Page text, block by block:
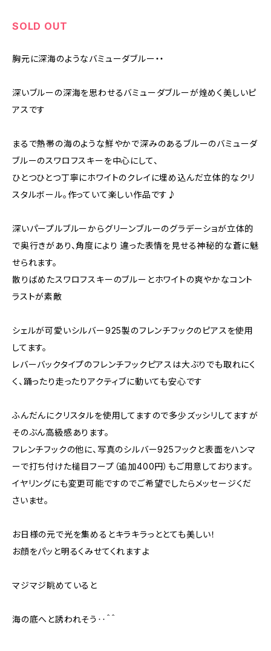
SOLD OUT
胸元に深海のようなバミューダブルー・・
深いブルーの深海を思わせるバミューダブルーが煌めく美しいピ
アスです
まるで熱帯の海のような鮮やかで深みのあるブルーのバミューダ
ブルーのスワロフスキーを中心にして、
ひとつひとつ丁寧にホワイトのクレイに埋め込んだ立体的なクリ
スタルボール。作っていて楽しい作品です♪
深いパープルブルーからグリーンブルーのグラデーショが立体的
で奥行きがあり、角度により 違った表情を見せる神秘的な蒼に魅
せられます。
散りばめたスワロフスキーのブルーとホワイトの爽やかなコント
ラストが素敵
シェルが可愛いシルバー925製のフレンチフックのピアスを使用
してます。
レバーバックタイプのフレンチフックピアスは大ぶりでも取れにく
く、踊ったり走ったりアクティブに動いても安心です
ふんだんにクリスタルを使用してますので多少ズッシリしてますが
そのぶん高級感あります。
フレンチフックの他に、写真のシルバー925フックと表面をハンマ
ーで打ち付けた槌目フープ（追加400円）もご用意しております。
イヤリングにも変更可能ですのでご希望でしたらメッセージくだ
さいませ。
お日様の元で光を集めるとキラキラっととても美しい！
お顔をパッと明るくみせてくれますよ
マジマジ眺めていると
海の底へと誘われそう‥＾＾